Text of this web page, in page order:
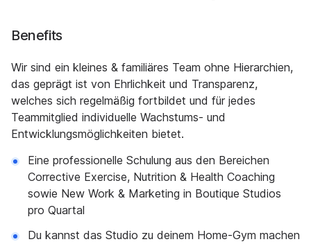
Benefits
Wir sind ein kleines & familiäres Team ohne Hierarchien,
das geprägt ist von Ehrlichkeit und Transparenz,
welches sich regelmäßig fortbildet und für jedes
Teammitglied individuelle Wachstums- und
Entwicklungsmöglichkeiten bietet.
Eine professionelle Schulung aus den Bereichen
Corrective Exercise, Nutrition & Health Coaching
sowie New Work & Marketing in Boutique Studios
pro Quartal
Du kannst das Studio zu deinem Home-Gym machen